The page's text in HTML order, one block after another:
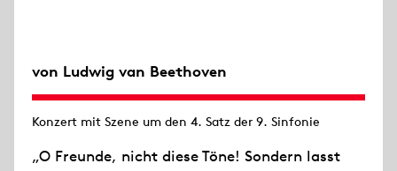
von Ludwig van Beethoven
Konzert mit Szene um den 4. Satz der 9. Sinfonie
„O Freunde, nicht diese Töne! Sondern lasst